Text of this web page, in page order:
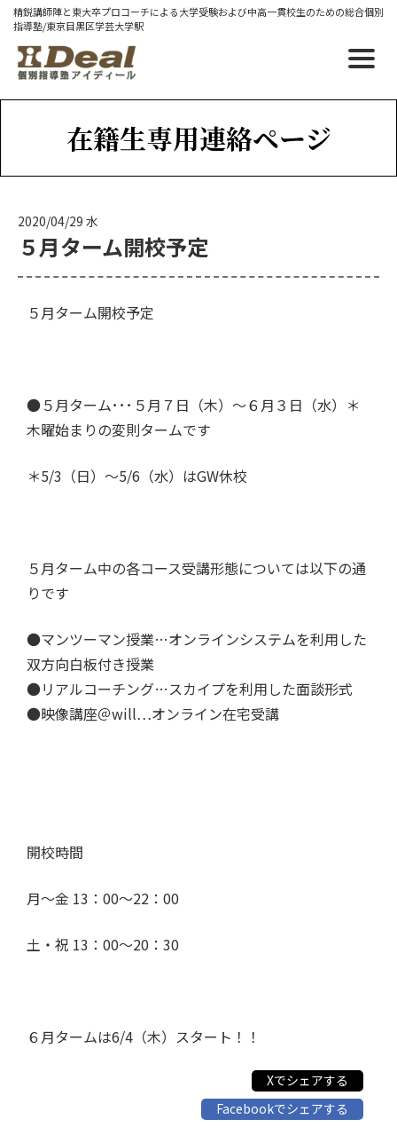
精鋭講師陣と東大卒プロコーチによる大学受験および中高一貫校生のための総合個別
指導塾/東京目黒区学芸大学駅
在籍生専用連絡ページ
2020/04/29 水
５月ターム開校予定
５月ターム開校予定
●５月ターム･･･５月７日（木）～６月３日（水）＊
木曜始まりの変則タームです
＊5/3（日）～5/6（水）はGW休校
５月ターム中の各コース受講形態については以下の通
りです
●マンツーマン授業…オンラインシステムを利用した
双方向白板付き授業
●リアルコーチング…スカイプを利用した面談形式
●映像講座＠will…オンライン在宅受講
開校時間
月～金 13：00～22：00
土・祝 13：00～20：30
６月タームは6/4（木）スタート！！
Xでシェアする
Facebookでシェアする